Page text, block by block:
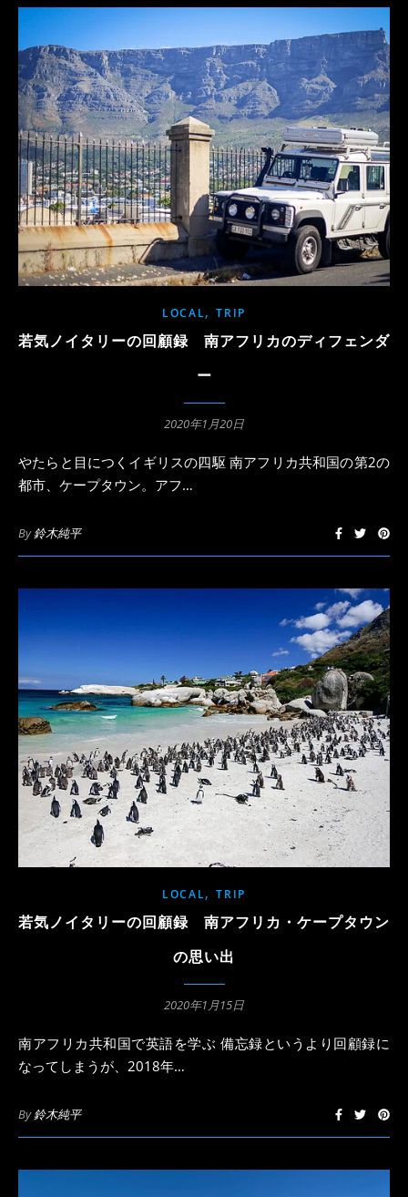
LOCAL,TRIP
若気ノイタリーの回顧録 南アフリカのディフェンダ
ー
2020年1月20日
やたらと目につくイギリスの四駆 南アフリカ共和国の第2の
都市、ケープタウン。アフ…
By鈴木純平
LOCAL,TRIP
若気ノイタリーの回顧録 南アフリカ・ケープタウン
の思い出
2020年1月15日
南アフリカ共和国で英語を学ぶ 備忘録というより回顧録に
なってしまうが、2018年…
By鈴木純平